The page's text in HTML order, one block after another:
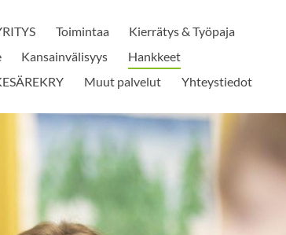
Toimintaa
Kierrätys & Työpaja
Kansainvälisyys
Hankkeet
Muut palvelut Yhteystiedot